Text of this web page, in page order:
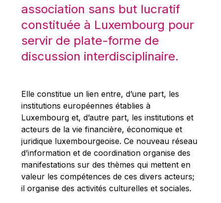
Robert Goebbels
Robert REYNDERS
Robert WEIDES
Rolf Tarrach
Tim Lankester
Timothy Radcliffe
Vaclav Klaus
Vassilios Skouris
Vítor Manuel da Silva Caldeira
Viviane Reding
Walter Hagg
association sans but lucratif
constituée à Luxembourg pour
servir de plate-forme de
discussion interdisciplinaire.
Elle constitue un lien entre, d’une part, les
institutions européennes établies à
Luxembourg et, d’autre part, les institutions et
acteurs de la vie financière, économique et
juridique luxembourgeoise. Ce nouveau réseau
d’information et de coordination organise des
manifestations sur des thèmes qui mettent en
valeur les compétences de ces divers acteurs;
il organise des activités culturelles et sociales.